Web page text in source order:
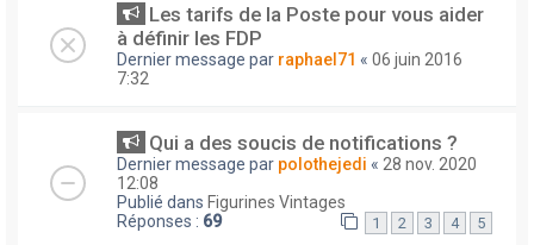
Les tarifs de la Poste pour vous aider
à définir les FDP
Dernier message par raphael71 « 06 juin 2016
7:32
Qui a des soucis de notifications ?
Dernier message par polothejedi « 28 nov. 2020
12:08
Publié dans Figurines Vintages
Réponses : 69 1 2 3 4 5